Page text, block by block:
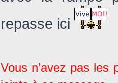
repasse ici
Vous n’avez pas les